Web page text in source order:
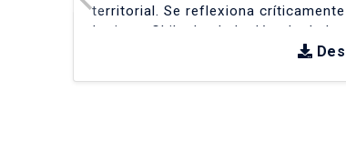
territorial. Se reflexiona
Latina y Chile desde la década de